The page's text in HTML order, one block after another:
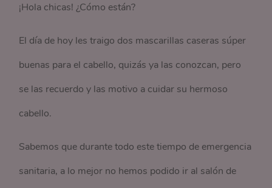
¡Hola chicas! ¿Cómo están?
El día de hoy les traigo dos mascarillas caseras súper
buenas para el cabello, quizás ya las conozcan, pero
se las recuerdo y las motivo a cuidar su hermoso
cabello.
Sabemos que durante todo este tiempo de emergencia
sanitaria, a lo mejor no hemos podido ir al salón de